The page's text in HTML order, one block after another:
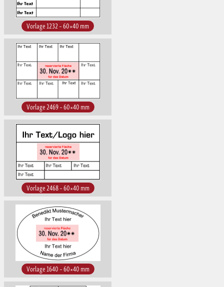
Vorlage 1232 – 60×40 mm
Vorlage 2469 – 60×40 mm
Vorlage 2468 – 60×40 mm
Vorlage 1640 – 60×40 mm